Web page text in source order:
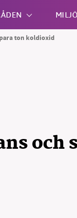
ton koldioxid
och